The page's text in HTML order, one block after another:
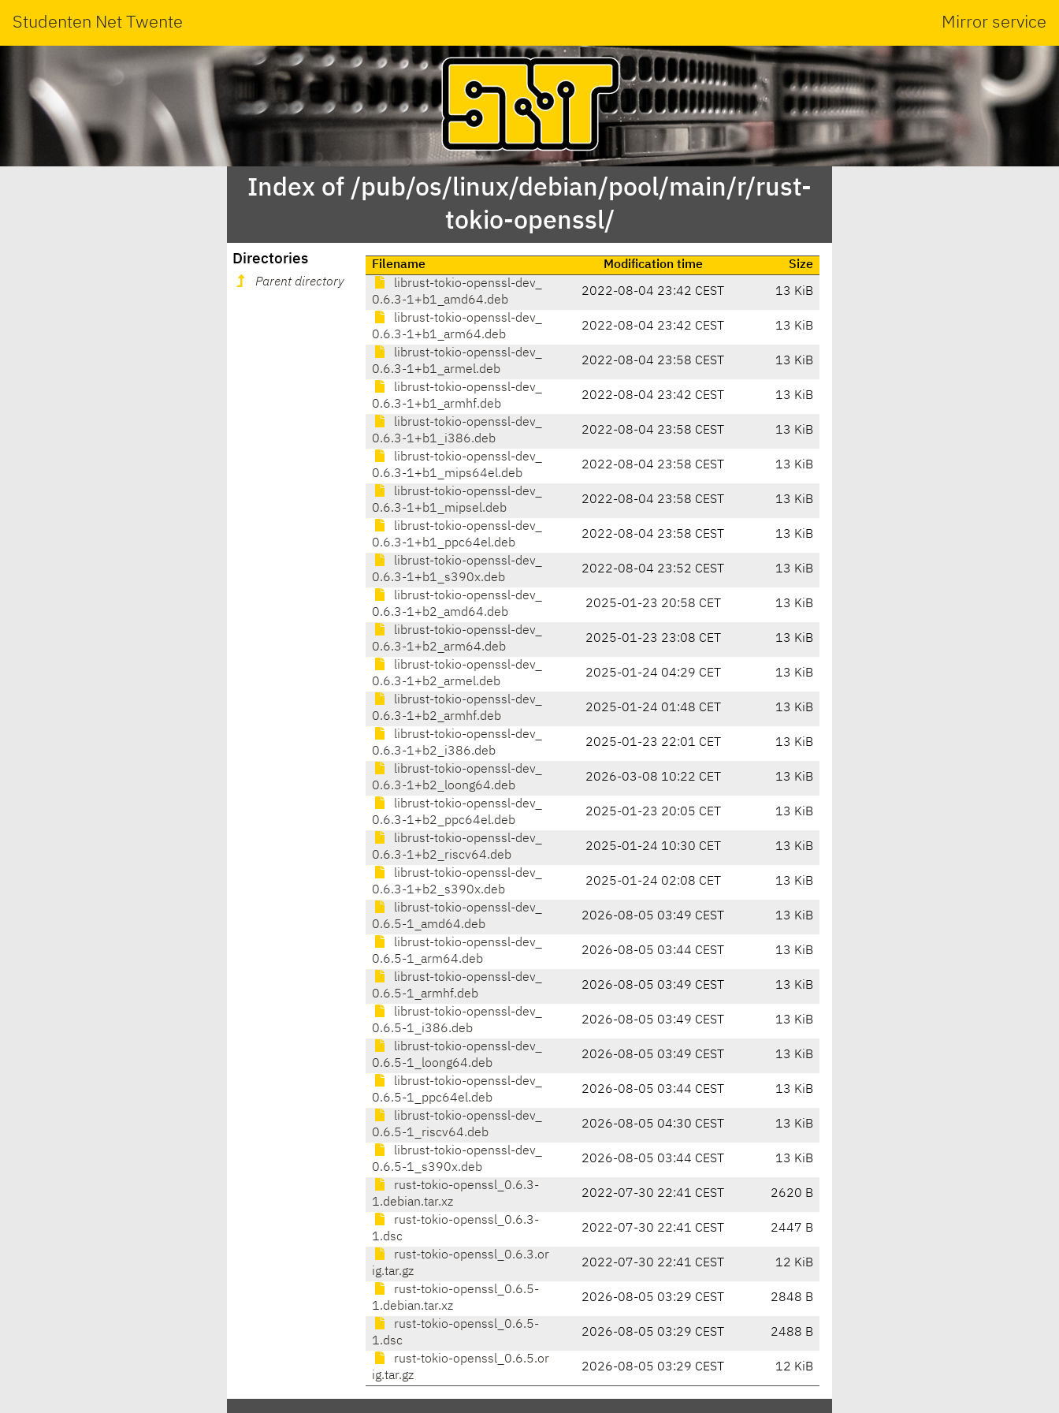
Studenten Net Twente Mirror service
Index of /pub/os/linux/debian/pool/main/r/rust-
tokio-openssl/
Directories
Parent directory
Filename Modification time
Size
librust-tokio-openssl-dev_
0.6.3-1+b1_amd64.deb
2022-08-04 23:42 CEST 13 KiB
librust-tokio-openssl-dev_
0.6.3-1+b1_arm64.deb
2022-08-04 23:42 CEST 13 KiB
librust-tokio-openssl-dev_
0.6.3-1+b1_armel.deb
2022-08-04 23:58 CEST 13 KiB
librust-tokio-openssl-dev_
0.6.3-1+b1_armhf.deb
2022-08-04 23:42 CEST 13 KiB
librust-tokio-openssl-dev_
0.6.3-1+b1_i386.deb
2022-08-04 23:58 CEST 13 KiB
librust-tokio-openssl-dev_
0.6.3-1+b1_mips64el.deb
2022-08-04 23:58 CEST 13 KiB
librust-tokio-openssl-dev_
0.6.3-1+b1_mipsel.deb
2022-08-04 23:58 CEST 13 KiB
librust-tokio-openssl-dev_
0.6.3-1+b1_ppc64el.deb
2022-08-04 23:58 CEST 13 KiB
librust-tokio-openssl-dev_
0.6.3-1+b1_s390x.deb
2022-08-04 23:52 CEST 13 KiB
librust-tokio-openssl-dev_
0.6.3-1+b2_amd64.deb
2025-01-23 20:58 CET 13 KiB
librust-tokio-openssl-dev_
0.6.3-1+b2_arm64.deb
2025-01-23 23:08 CET 13 KiB
librust-tokio-openssl-dev_
0.6.3-1+b2_armel.deb
2025-01-24 04:29 CET 13 KiB
librust-tokio-openssl-dev_
0.6.3-1+b2_armhf.deb
2025-01-24 01:48 CET 13 KiB
librust-tokio-openssl-dev_
0.6.3-1+b2_i386.deb
2025-01-23 22:01 CET 13 KiB
librust-tokio-openssl-dev_
0.6.3-1+b2_loong64.deb
2026-03-08 10:22 CET 13 KiB
librust-tokio-openssl-dev_
0.6.3-1+b2_ppc64el.deb
2025-01-23 20:05 CET 13 KiB
librust-tokio-openssl-dev_
0.6.3-1+b2_riscv64.deb
2025-01-24 10:30 CET 13 KiB
librust-tokio-openssl-dev_
0.6.3-1+b2_s390x.deb
2025-01-24 02:08 CET 13 KiB
librust-tokio-openssl-dev_
0.6.5-1_amd64.deb
2026-08-05 03:49 CEST 13 KiB
librust-tokio-openssl-dev_
0.6.5-1_arm64.deb
2026-08-05 03:44 CEST 13 KiB
librust-tokio-openssl-dev_
0.6.5-1_armhf.deb
2026-08-05 03:49 CEST 13 KiB
librust-tokio-openssl-dev_
0.6.5-1_i386.deb
2026-08-05 03:49 CEST 13 KiB
librust-tokio-openssl-dev_
0.6.5-1_loong64.deb
2026-08-05 03:49 CEST 13 KiB
librust-tokio-openssl-dev_
0.6.5-1_ppc64el.deb
2026-08-05 03:44 CEST 13 KiB
librust-tokio-openssl-dev_
0.6.5-1_riscv64.deb
2026-08-05 04:30 CEST 13 KiB
librust-tokio-openssl-dev_
0.6.5-1_s390x.deb
2026-08-05 03:44 CEST 13 KiB
rust-tokio-openssl_0.6.3-
1.debian.tar.xz
2022-07-30 22:41 CEST 2620 B
rust-tokio-openssl_0.6.3-
1.dsc
2022-07-30 22:41 CEST 2447 B
rust-tokio-openssl_0.6.3.or
ig.tar.gz
2022-07-30 22:41 CEST 12 KiB
rust-tokio-openssl_0.6.5-
1.debian.tar.xz
2026-08-05 03:29 CEST 2848 B
rust-tokio-openssl_0.6.5-
1.dsc
2026-08-05 03:29 CEST 2488 B
rust-tokio-openssl_0.6.5.or
ig.tar.gz
2026-08-05 03:29 CEST 12 KiB